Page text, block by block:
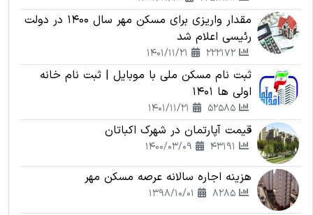
مقدار واریزی برای مسکن مهر سال 1400 در دولت
رئیسی اعلام شد
ثبت نام مسکن ملی با موبایل | ثبت نام خانه
اولی ها 1401
قیمت آپارتمان در شهرک اکباتان
هزینه اجاره سالانه عرصه مسکن مهر